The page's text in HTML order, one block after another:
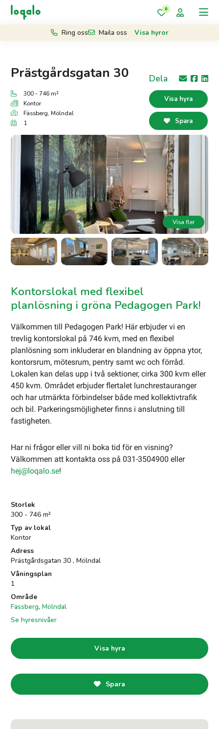
Ring oss Maila oss Visa hyror
0
Prästgårdsgatan 30
300 - 746 m²
Kontor
Fässberg,Mölndal
1
Dela
Visa hyra
Spara
Visa fler
Kontorslokal med flexibel
planlösning i gröna Pedagogen Park!
Välkommen till Pedagogen Park! Här erbjuder vi en
trevlig kontorslokal på 746 kvm, med en flexibel
planlösning som inkluderar en blandning av öppna ytor,
kontorsrum, mötesrum, pentry samt wc och förråd.
Lokalen kan delas upp i två sektioner, cirka 300 kvm eller
450 kvm. Området erbjuder flertalet lunchrestauranger
och har utmärkta förbindelser både med kollektivtrafik
och bil. Parkeringsmöjligheter finns i anslutning till
fastigheten.
Har ni frågor eller vill ni boka tid för en visning?
Välkommen att kontakta oss på 031-3504900 eller
hej@loqalo.se!
Storlek
300 - 746 m²
Typ av lokal
Kontor
Adress
Prästgårdsgatan 30 ,Mölndal
Våningsplan
1
Område
Fässberg,Mölndal
Se hyresnivåer
Visa hyra
Spara